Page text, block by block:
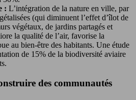
: L’intégration de la nature en ville, par
(qui diminuent l’effet d’îlot de
végétaux, de jardins partagés et
la qualité de l’air, favorise la
au bien-être des habitants. Une étude
de 15% de la biodiversité aviaire
des communautés